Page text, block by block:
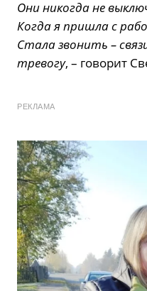
Они никогда не
Когда я пришла с
Стала звонить –
тревогу, – говорит
РЕКЛАМА